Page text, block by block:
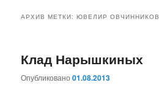
АРХИВ МЕТКИ:ЮВЕЛИР ОВЧИННИКОВ
Клад Нарышкиных
Опубликовано01.08.2013